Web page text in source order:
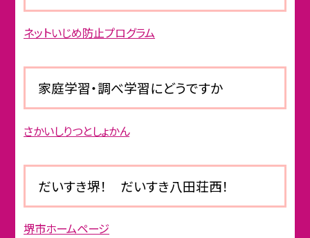
ネットいじめ防止プログラム
家庭学習・調べ学習にどうですか
さかいしりつとしょかん
だいすき堺！ だいすき八田荘西！
堺市ホームページ